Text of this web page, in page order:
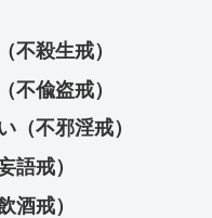
不殺生戒）
不偸盗戒）
（不邪淫戒）
語戒）
酒戒）